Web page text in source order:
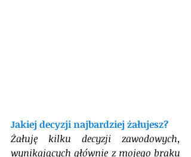
Jakiej decyzji najbardziej żałujesz?
Żałuję kilku decyzji zawodowych,
wynikających głównie z mojego braku